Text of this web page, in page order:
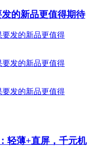
的新品更值得期待
轻薄+直屏，千元机